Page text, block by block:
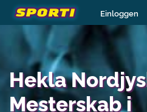
Einloggen
Hekla
Mesterskab i